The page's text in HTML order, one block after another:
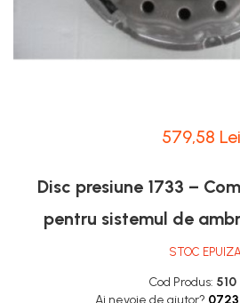
Pompe Alimentare
Transmisie Balkancar
Pompe Transmisie
Piese Electrice Motostivuitor
Pompe Frana
Saboti Frana
579,58 Lei
Disc presiune 1733 –
pentru sistemul de
STOC
Cod Produs: 510
Ai nevoie de ajutor?